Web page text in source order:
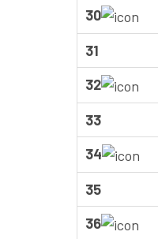
30
31
32
33
34
35
36